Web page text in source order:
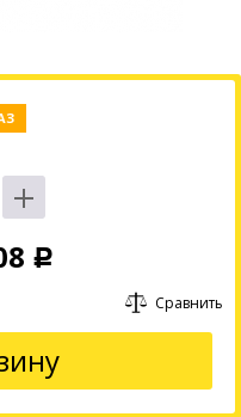
Р
Сравнить